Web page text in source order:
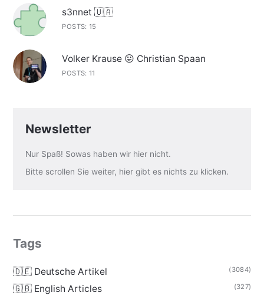
s3nnet 🇺🇦
POSTS: 15
Volker Krause 😛 Christian Spaan
POSTS: 11
Newsletter
Nur Spaß! Sowas haben wir hier nicht.
Bitte scrollen Sie weiter, hier gibt es nichts zu klicken.
Tags
🇩🇪 Deutsche Artikel (3084)
🇬🇧 English Articles (327)